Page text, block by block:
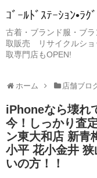
ｺﾞｰﾙﾄﾞｽﾃｰｼｮﾝ•ﾗ
古着・ブランド服・ブ
取販売 リサイクルシ
取専門店もOPEN!
ホーム 店舗ブロ
iPhoneなら壊れ
今！しっかり査
ン東大和店 新
小平 花小金井
いの方！！